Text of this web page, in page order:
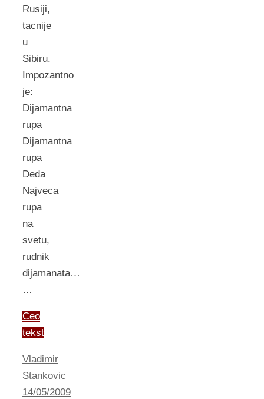
Rusiji,
tacnije
u
Sibiru.
Impozantno
je:
Dijamantna
rupa
Dijamantna
rupa
Deda
Najveca
rupa
na
svetu,
rudnik
dijamanata…
…
Ceo
tekst
Vladimir
Stankovic
14/05/2009